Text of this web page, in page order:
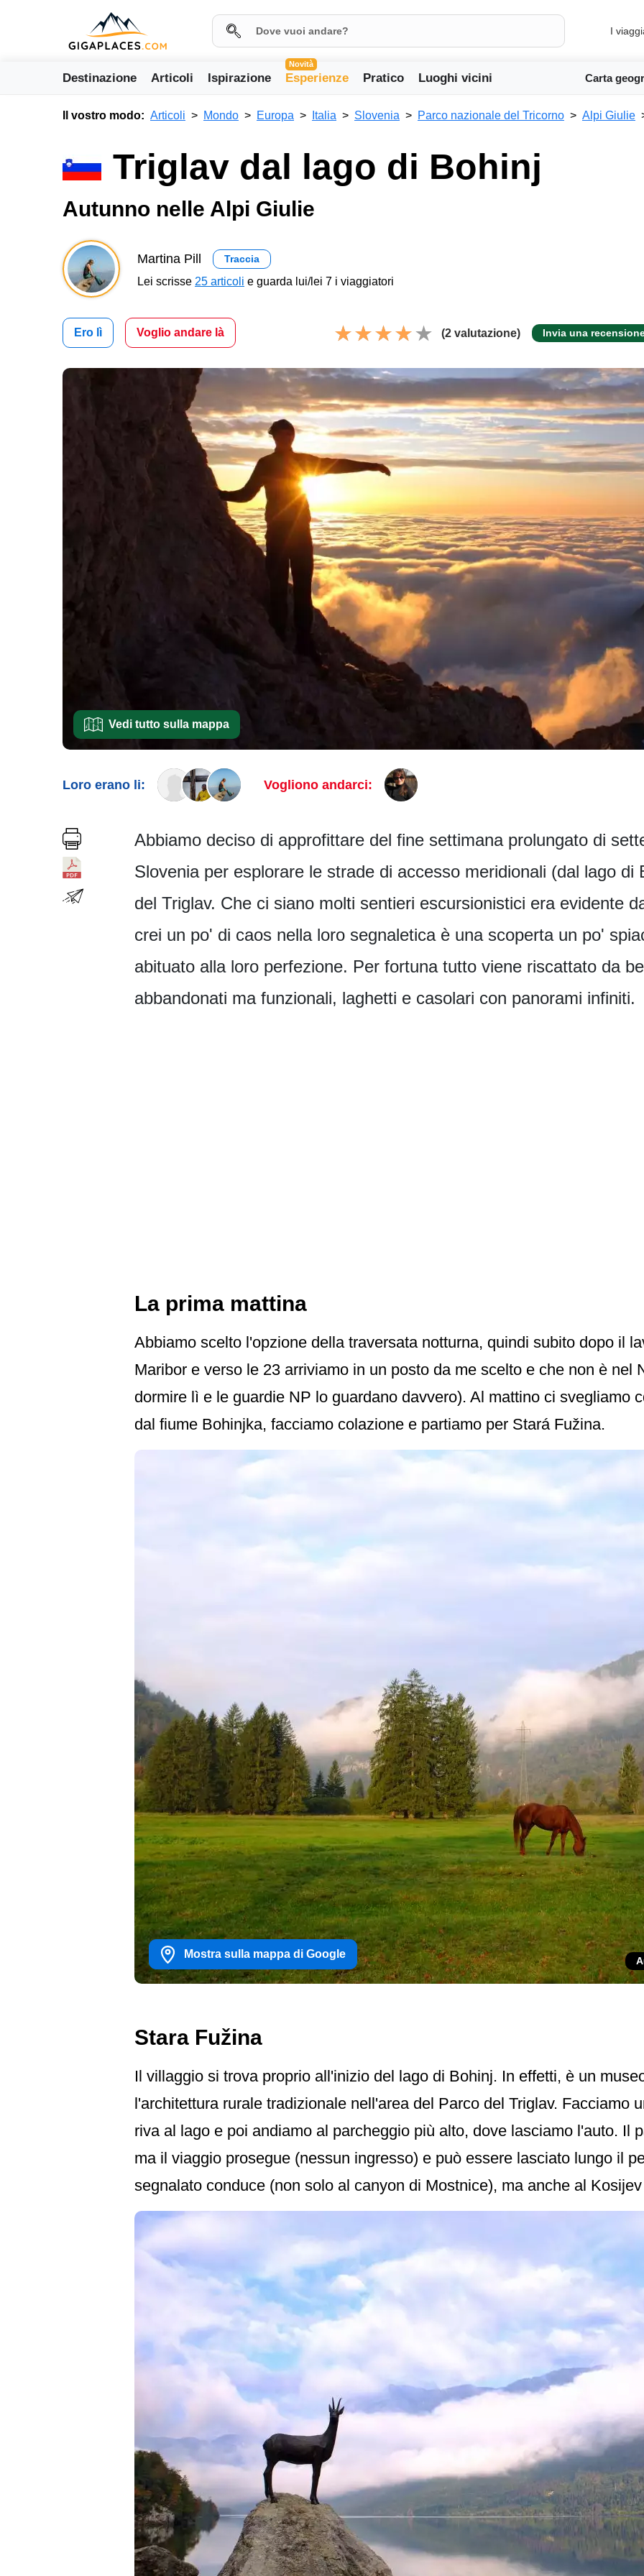
I
Destinazione Articoli Ispirazione
Novità
Esperienze Pratico Luoghi vicini Carta
Il vostro modo: Articoli Mondo Europa Italia Slovenia Parco nazionale del Tricorno Alpi Giulie
Triglav dal lago di Bohinj
Autunno nelle Alpi Giulie
Martina Pill Traccia
Lei scrisse 25 articoli e guarda lui/lei 7 i viaggiatori
Ero lì Voglio andare là (2 valutazione) Invia una
Vedi tutto sulla mappa
Loro erano li: Vogliono andarci:
Abbiamo deciso di approfittare del fine settimana prolungato di
Slovenia per esplorare le strade di accesso meridionali (dal lago di
del Triglav. Che ci siano molti sentieri escursionistici era evidente
crei un po' di caos nella loro segnaletica è una scoperta un po'
abituato alla loro perfezione. Per fortuna tutto viene riscattato da
abbandonati ma funzionali, laghetti e casolari con panorami infiniti.
La prima mattina
Abbiamo scelto l'opzione della traversata notturna, quindi subito dopo il
Maribor e verso le 23 arriviamo in un posto da me scelto e che non è nel
dormire lì e le guardie NP lo guardano davvero). Al mattino ci svegliamo
dal fiume Bohinjka, facciamo colazione e partiamo per Stará Fužina.
Mostra sulla mappa di Google
Stara Fužina
Il villaggio si trova proprio all'inizio del lago di Bohinj. In effetti, è un
l'architettura rurale tradizionale nell'area del Parco del Triglav. Facciamo
riva al lago e poi andiamo al parcheggio più alto, dove lasciamo l'auto. Il
ma il viaggio prosegue (nessun ingresso) e può essere lasciato lungo il
segnalato conduce (non solo al canyon di Mostnice), ma anche al